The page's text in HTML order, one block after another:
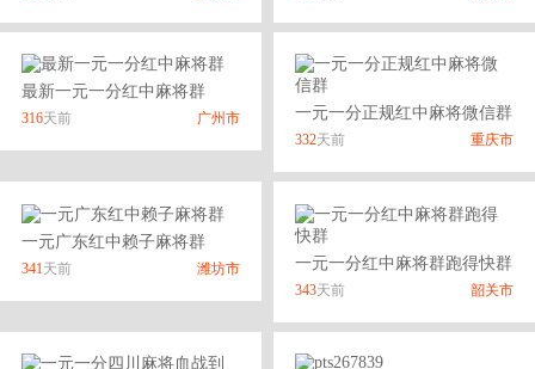
最新一元一分红中麻将群
316天前 广州市 一元一分正规红中麻将微信群
332天前 重庆市
一元广东红中赖子麻将群
341 天前 潍坊市 一元一分红中麻将群跑得快群
343天前 韶关市